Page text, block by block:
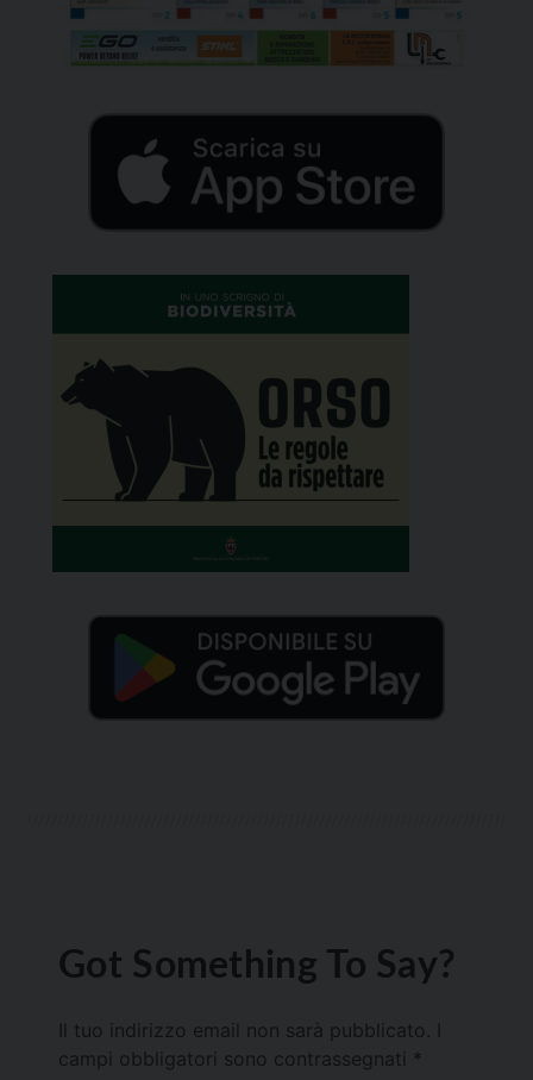
Got Something To Say?
Il tuo indirizzo email non sarà pubblicato.
campi obbligatori sono contrassegnati *